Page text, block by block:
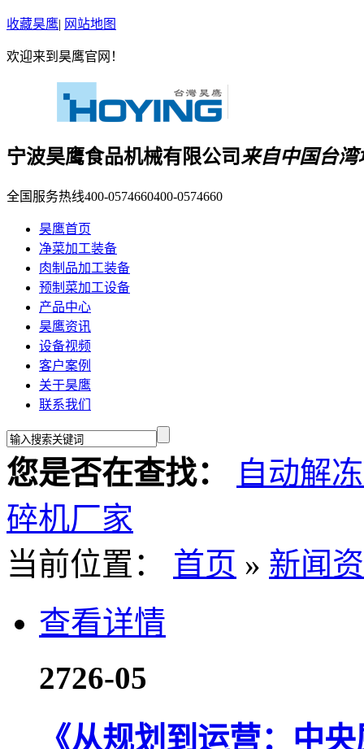
收藏昊鹰| 网站地图
欢迎来到昊鹰官网！
宁波昊鹰食品机械有限公司来自中国台湾
全国服务热线400-0574660400-0574660
昊鹰首页
净菜加工装备
肉制品加工装备
预制菜加工设备
产品中心
昊鹰资讯
设备视频
客户案例
关于昊鹰
联系我们
您是否在查找：
自动解
碎机厂家
当前位置：
首页 » 新闻
查看详情
2726-05
《从规划到运营：中